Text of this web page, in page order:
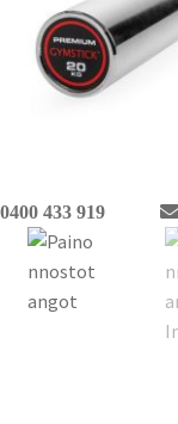
0400 433 919